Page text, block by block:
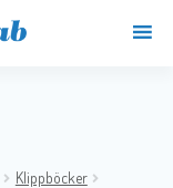
Klippböcker